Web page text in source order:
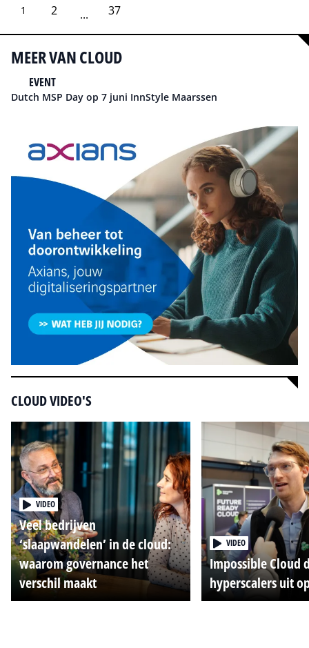
1 2 ... 37
MEER VAN CLOUD
EVENT
Dutch MSP Day op 7 juni InnStyle Maarssen
CLOUD VIDEO'S
VIDEO
Veel bedrijven
‘slaapwandelen’ in de cloud:
waarom governance het
verschil maakt
VIDEO
Impossible Cloud
hyperscalers uit